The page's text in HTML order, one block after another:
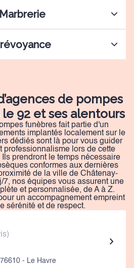
Marbrerie
de pompes
92 et ses alentours
funèbres fait partie d'un
implantés localement sur le
dédiés sont là pour vous guider
professionnalisme lors de cette
prendront le temps nécessaire
conformes aux dernières
de la ville de Châtenay-
7, nos équipes vous assurent une
et personnalisée, de A à Z.
un accompagnement empreint
sérénité et de respect.
- Le Havre